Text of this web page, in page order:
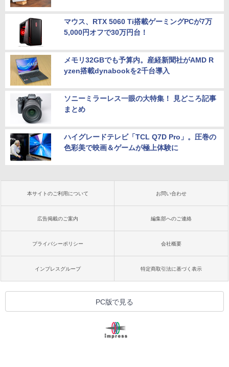
マウス、RTX 5060 Ti搭載ゲーミングPCが7万
5,000円オフで30万円台！
メモリ32GBでも予算内。産経新聞社がAMD R
yzen搭載dynabookを2千台導入
ソニーミラーレス一眼の大特集！ 見どころ記事
まとめ
ハイグレードテレビ「TCL Q7D Pro」。圧巻の
色彩美で映画＆ゲームが極上体験に
本サイトのご利用について お問い合わせ
広告掲載のご案内 編集部へのご連絡
プライバシーポリシー 会社概要
インプレスグループ 特定商取引法に基づく表示
PC版で見る